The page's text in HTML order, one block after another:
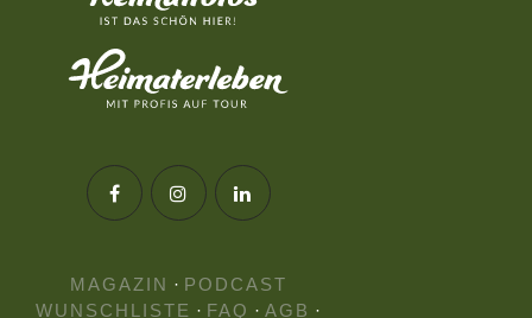
MAGAZIN · PODCAST
WUNSCHLISTE · FAQ · AGB ·